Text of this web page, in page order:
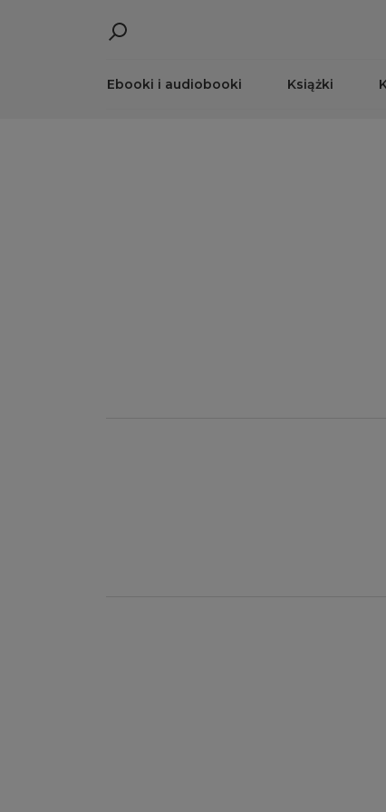
Ebooki i audiobooki Książki